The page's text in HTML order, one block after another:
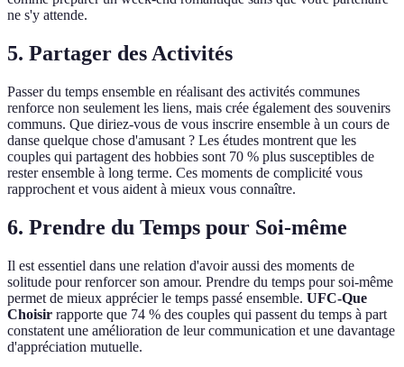
ne s'y attende.
5. Partager des Activités
Passer du temps ensemble en réalisant des activités communes
renforce non seulement les liens, mais crée également des souvenirs
communs. Que diriez-vous de vous inscrire ensemble à un cours de
danse quelque chose d'amusant ? Les études montrent que les
couples qui partagent des hobbies sont 70 % plus susceptibles de
rester ensemble à long terme. Ces moments de complicité vous
rapprochent et vous aident à mieux vous connaître.
6. Prendre du Temps pour Soi-même
Il est essentiel dans une relation d'avoir aussi des moments de
solitude pour renforcer son amour. Prendre du temps pour soi-même
permet de mieux apprécier le temps passé ensemble. UFC-Que
Choisir rapporte que 74 % des couples qui passent du temps à part
constatent une amélioration de leur communication et une davantage
d'appréciation mutuelle.